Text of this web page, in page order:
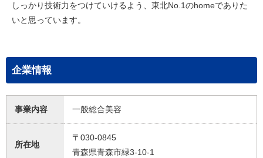
しっかり技術力をつけていけるよう、東北No.1のhomeでありた
いと思っています。
企業情報
事業内容 一般総合美容
所在地
〒030-0845
青森県青森市緑3-10-1